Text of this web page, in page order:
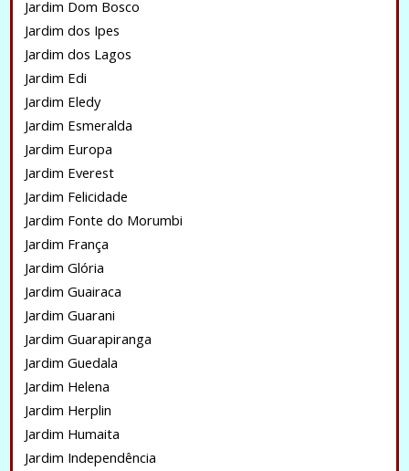
Jardim Dom Bosco
Jardim dos Ipes
Jardim dos Lagos
Jardim Edi
Jardim Eledy
Jardim Esmeralda
Jardim Europa
Jardim Everest
Jardim Felicidade
Jardim Fonte do Morumbi
Jardim França
Jardim Glória
Jardim Guairaca
Jardim Guarani
Jardim Guarapiranga
Jardim Guedala
Jardim Helena
Jardim Herplin
Jardim Humaita
Jardim Independência